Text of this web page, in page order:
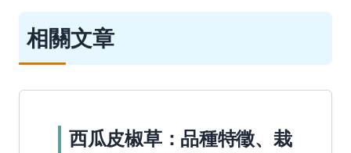
相關文章
西瓜皮椒草：品種特徵、栽